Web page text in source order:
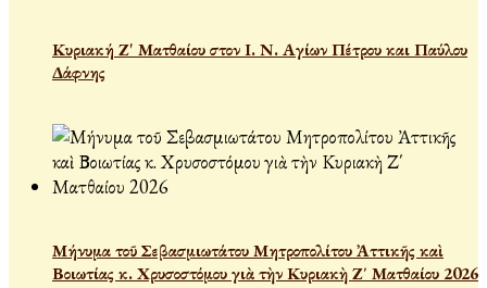
Κυριακή Ζ' Ματθαίου στον Ι. Ν. Αγίων Πέτρου και Παύλου
Δάφνης
Μήνυμα τοῦ Σεβασμιωτάτου Μητροπολίτου Ἀττικῆς καὶ
Βοιωτίας κ. Χρυσοστόμου γιὰ τὴν Κυριακὴ Ζ΄ Ματθαίου 2026